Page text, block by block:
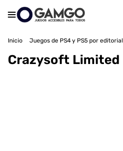
Inicio Juegos de PS4 y PS5 por editorial
Crazysoft Limited